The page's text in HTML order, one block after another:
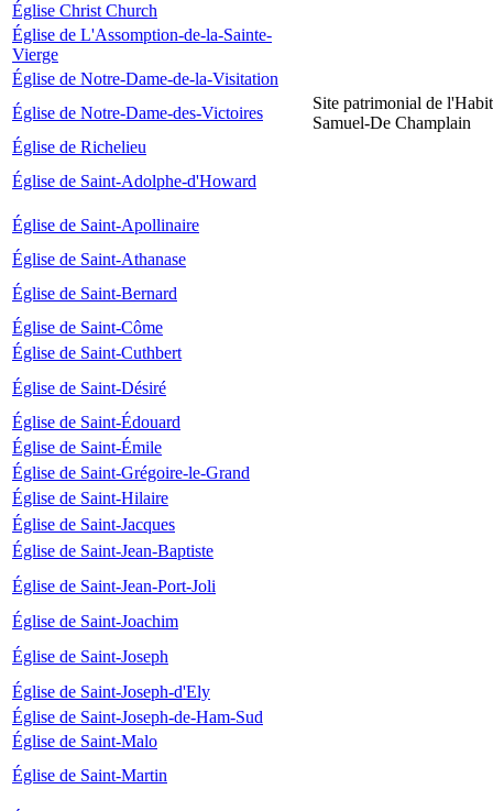
Église Christ Church
Église de L'Assomption-de-la-Sainte-
Vierge
Église de Notre-Dame-de-la-Visitation
Église de Notre-Dame-des-Victoires
Site patrimonial de
Samuel-De Champlain
Église de Richelieu
Église de Saint-Adolphe-d'Howard
Église de Saint-Apollinaire
Église de Saint-Athanase
Église de Saint-Bernard
Église de Saint-Côme
Église de Saint-Cuthbert
Église de Saint-Désiré
Église de Saint-Édouard
Église de Saint-Émile
Église de Saint-Grégoire-le-Grand
Église de Saint-Hilaire
Église de Saint-Jacques
Église de Saint-Jean-Baptiste
Église de Saint-Jean-Port-Joli
Église de Saint-Joachim
Église de Saint-Joseph
Église de Saint-Joseph-d'Ely
Église de Saint-Joseph-de-Ham-Sud
Église de Saint-Malo
Église de Saint-Martin